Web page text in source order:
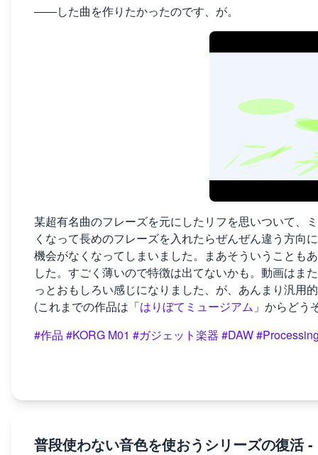
――した曲を作りたかったのです、が。
某超有名曲のフレーズを元にしたリフを思いついて、
くなって長めのフレーズを入れたらぜんぜん違う方向
機会がなくなってしまいました。まあそういうことも
した。すごく薄いので特徴は出てないかも。動画はま
っとおもしろい感じになりました、が、あんまり汎用
(これまでの作品は「はりぼてミュージアム 」からどう
#作品 #KORG M01 #ガジェット楽器 #DAW
普段使わない音色を使おうシリーズの復